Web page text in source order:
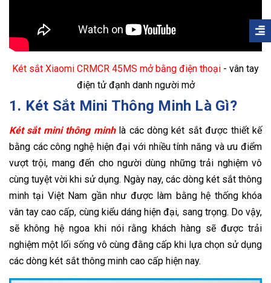
Két sắt Xiaomi CRMCR 45MS mở bằng điện thoại - vân tay
điện tử đạnh danh người mở
1. Két Sắt Mini Thông Minh Là Gì?
Két sắt mini thông minhlà các dòng két sắt được thiết kế
bằng các công nghệ hiện đại với nhiều tính năng và ưu điểm
vượt trội, mang đến cho người dùng những trải nghiệm vô
cùng tuyệt vời khi sử dụng. Ngày nay, các dòng két sắt thông
minh tại Việt Nam gần như được làm bằng hệ thống khóa
vân tay cao cấp, cùng kiểu dáng hiện đại, sang trọng. Do vậy,
sẽ không hệ ngoa khi nói rằng khách hàng sẽ được trải
nghiệm một lối sống vô cùng đằng cấp khi lựa chọn sử dụng
các dòng két sắt thông minh cao cấp hiện nay.